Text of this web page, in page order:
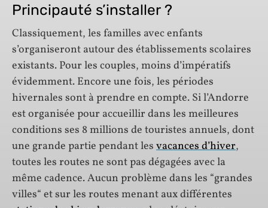
Principauté s’installer ?
Classiquement, les familles avec enfants
s’organiseront autour des établissements scolaires
existants. Pour les couples, moins d’impératifs
évidemment. Encore une fois, les périodes
hivernales sont à prendre en compte. Si l’Andorre
est organisée pour accueillir dans les meilleures
conditions ses 8 millions de touristes annuels, dont
une grande partie pendant les vacances d’hiver,
toutes les routes ne sont pas dégagées avec la
même cadence. Aucun problème dans les “grandes
villes“ et sur les routes menant aux différentes